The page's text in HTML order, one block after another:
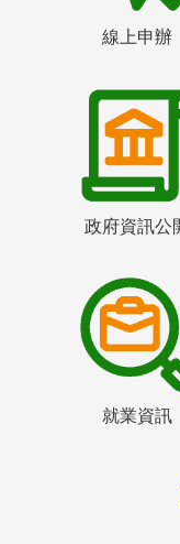
線上申辦
政府資訊公
就業資訊